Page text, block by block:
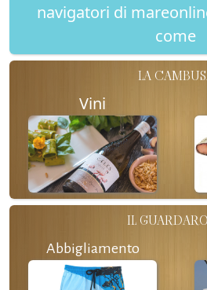
navigatori di
come
LA
Vini
IL
Abbigliamento